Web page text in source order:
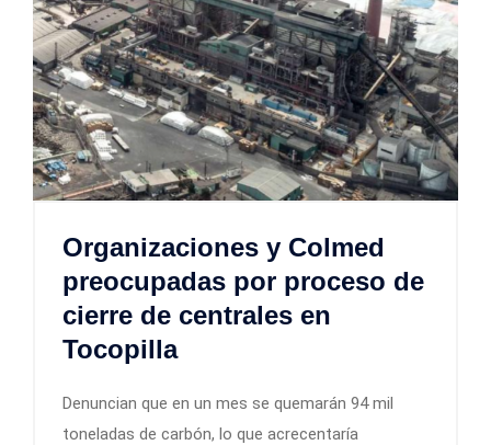
Organizaciones y Colmed
preocupadas por proceso de
cierre de centrales en
Tocopilla
Denuncian que en un mes se quemarán 94 mil
toneladas de carbón, lo que acrecentaría